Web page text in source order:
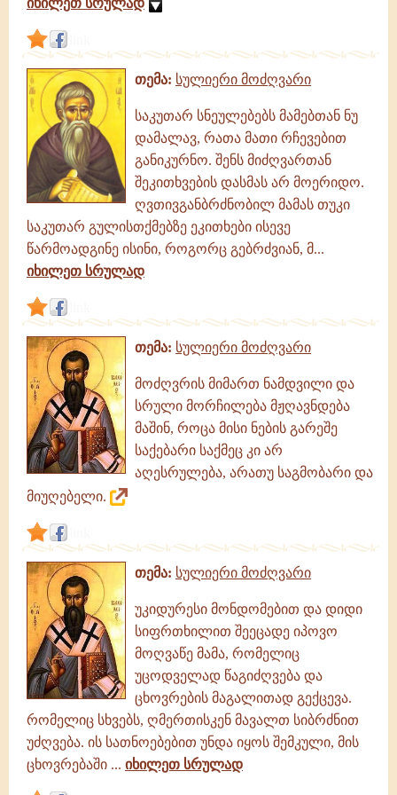
იხილეთ სრულად
თემა: სულიერი მოძღვარი
საკუთარ სნეულებებს მამებთან ნუ
დამალავ, რათა მათი რჩევებით
განიკურნო. შენს მიძღვართან
შეკითხვების დასმას არ მოერიდო.
ღვთივგანბრძნობილ მამას თუკი
საკუთარ გულისთქმებზე ეკითხები ისევე
წარმოადგინე ისინი, როგორც გებრძვიან, მ...
იხილეთ სრულად
თემა: სულიერი მოძღვარი
მოძღვრის მიმართ ნამდვილი და
სრული მორჩილება მჟღავნდება
მაშინ, როცა მისი ნების გარეშე
საქებარი საქმეც კი არ
აღესრულება, არათუ საგმობარი და
მიუღებელი.
თემა: სულიერი მოძღვარი
უკიდურესი მონდომებით და დიდი
სიფრთხილით შეეცადე იპოვო
მოღვაწე მამა, რომელიც
უცოდველად წაგიძღვება და
ცხოვრების მაგალითად გექცევა.
რომელიც სხვებს, ღმერთისკენ მავალთ სიბრძნით
უძღვება. ის სათნოებებით უნდა იყოს შემკული, მის
ცხოვრებაში ... იხილეთ სრულად